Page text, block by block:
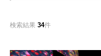
検索結果 34件